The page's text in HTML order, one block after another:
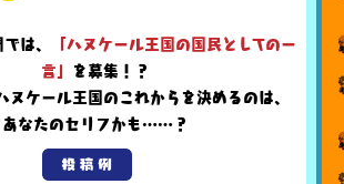
は、
「ハヌケール王国の国民としての一
言」 を募集！？
ヌケール王国のこれからを決めるのは、
あなたのセリフかも……？